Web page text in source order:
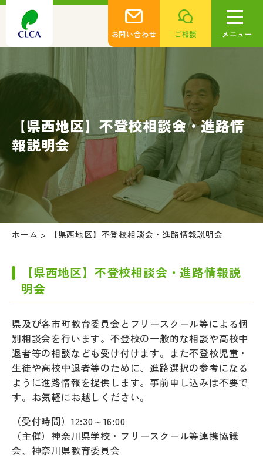
お問い合わせ ご相談 メニュー
【県西地区】不登校相談会・進路情
報説明会
ホーム > 【県西地区】不登校相談会・進路情報説明会
【県西地区】不登校相談会・進路情報説
明会
県及び各市町教育委員会とフリースクール等による個
別相談会を行います。不登校の一般的な相談や高校中
退者等の相談なども受け付けます。また不登校児童・
生徒や高校中退者等のために、進路選択の参考になる
ように進路情報を提供します。事前申し込みは不要で
す。お気軽にお越しください。
（受付時間）12:30～16:00
（主催）神奈川県学校・フリースクール等連携協議
会、神奈川県教育委員会